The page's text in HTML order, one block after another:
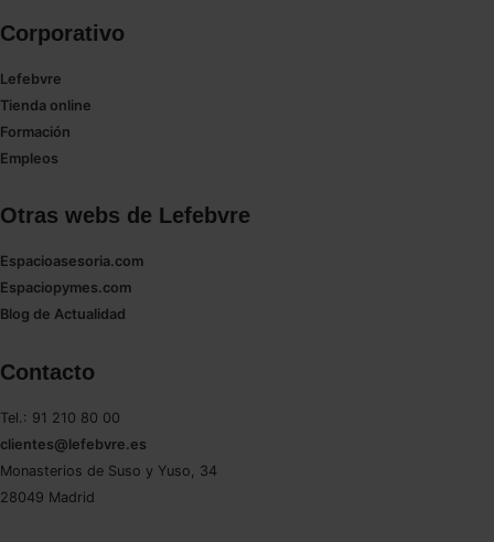
Corporativo
Lefebvre
Tienda online
Formación
Empleos
Otras webs de Lefebvre
Espacioasesoria.com
Espaciopymes.com
Blog de Actualidad
Contacto
Tel.: 91 210 80 00
clientes@lefebvre.es
Monasterios de Suso y Yuso, 34
28049 Madrid